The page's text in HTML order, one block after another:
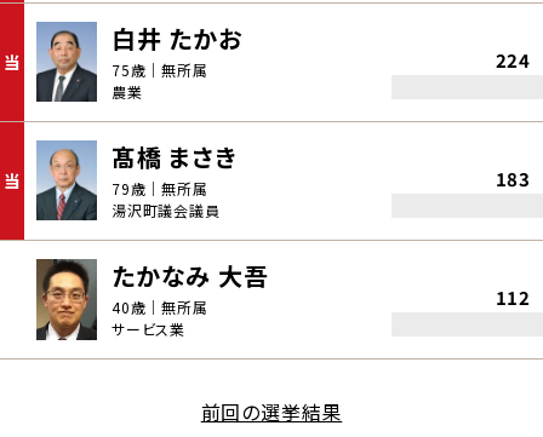
当
白井 たかお
75歳｜無所属
農業
224
当
髙橋 まさき
79歳｜無所属
湯沢町議会議員
183
たかなみ 大吾
40歳｜無所属
サービス業
112
前回の選挙結果